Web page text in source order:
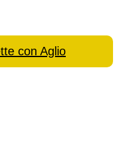
con Aglio